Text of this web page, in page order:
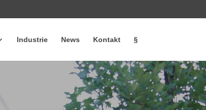
Industrie News Kontakt §